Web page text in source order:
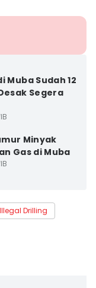
Muba Sudah 12
Segera
Minyak
Gas di Muba
Illegal Drilling